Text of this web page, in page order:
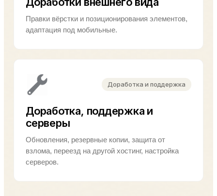
Правки вёрстки и позиционирования элементов,
адаптация под мобильные.
Доработка и поддержка
Доработка, поддержка и
серверы
Обновления, резервные копии, защита от
взлома, переезд на другой хостинг, настройка
серверов.